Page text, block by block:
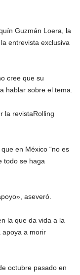
Guzmán Loera, la
entrevista exclusiva
cree que su
hablar sobre el tema.
la revistaRolling
en México “no es
todo se haga
aseveró.
la que da vida a la
apoya a morir
octubre pasado en